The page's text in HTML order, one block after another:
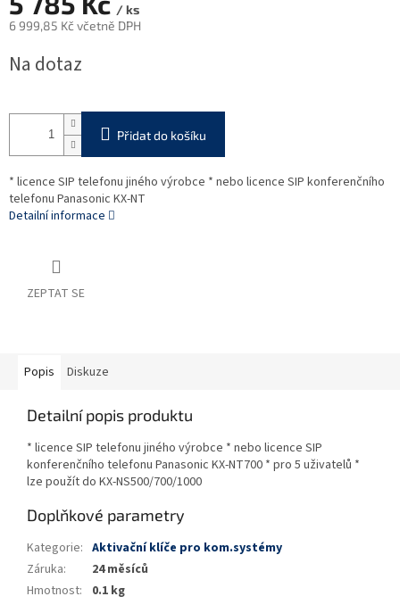
/ ks
6 999,85 Kč včetně DPH
cena:
Na dotaz
Přidat do košíku
* licence SIP telefonu jiného výrobce * nebo licence SIP konferenčního
telefonu Panasonic KX-NT
Detailní informace
ZEPTAT SE
Popis Diskuze
Detailní popis produktu
* licence SIP telefonu jiného výrobce * nebo licence SIP
konferenčního telefonu Panasonic KX-NT700 * pro 5 uživatelů *
lze použít do KX-NS500/700/1000
Doplňkové parametry
Kategorie: Aktivační klíče pro kom.systémy
Záruka:
24 měsíců
Hmotnost: 0.1 kg